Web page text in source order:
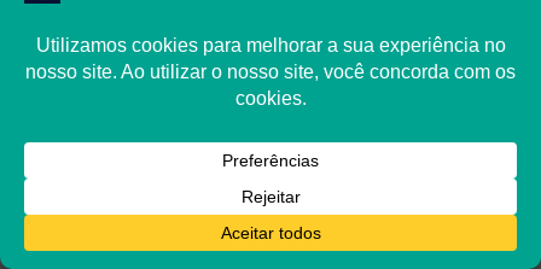
Aceito
Política de CookiesDeclaração de privacidade